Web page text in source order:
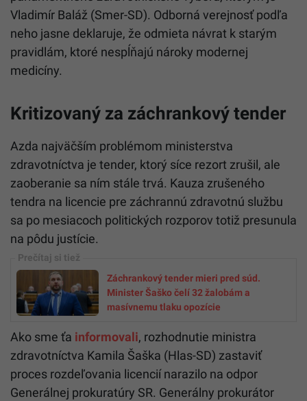
Vladimír Baláž (Smer-SD). Odborná verejnosť podľa
neho jasne deklaruje, že odmieta návrat k starým
pravidlám, ktoré nespĺňajú nároky modernej
medicíny.
Kritizovaný za záchrankový tender
Azda najväčším problémom ministerstva
zdravotníctva je tender, ktorý síce rezort zrušil, ale
zaoberanie sa ním stále trvá. Kauza zrušeného
tendra na licencie pre záchrannú zdravotnú službu
sa po mesiacoch politických rozporov totiž presunula
na pôdu justície.
Záchrankový tender mieri pred súd.
Minister Šaško čelí 32 žalobám a
masívnemu tlaku opozície
Ako sme ťa informovali, rozhodnutie ministra
zdravotníctva Kamila Šaška (Hlas-SD) zastaviť
proces rozdeľovania licencií narazilo na odpor
Generálnej prokuratúry SR. Generálny prokurátor